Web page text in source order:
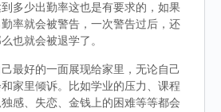
多少出勤率这也是有要求的，如果
率就会被警告，一次警告过后，还
也就会被退学了。
最好的一面展现给家里，无论自己
家里倾诉。比如学业的压力、课程
感、失恋、金钱上的困难等等都会